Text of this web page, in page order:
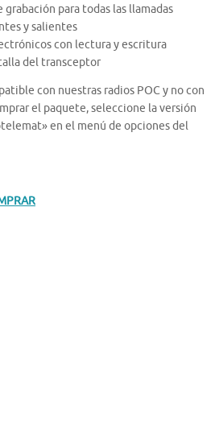
para todas las llamadas
y salientes
con lectura y escritura
del transceptor
con nuestras radios POC y no con
el paquete, seleccione la versión
en el menú de opciones del